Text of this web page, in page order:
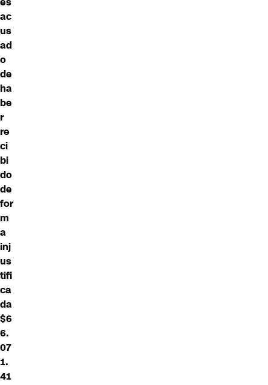
ac
us
ad
o
de
ha
be
r
re
ci
bi
do
de
for
m
a
inj
us
tifi
ca
da
$6
6.
07
1.
41